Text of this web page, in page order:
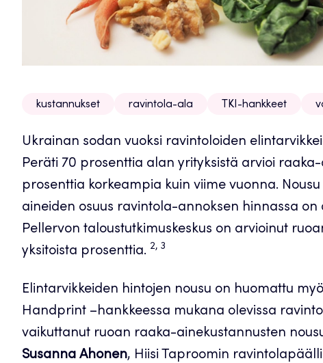
kustannukset ravintola-ala TKI-hankkeet
Ukrainan sodan vuoksi ravintoloiden
Peräti 70 prosenttia alan yrityksistä arvioi
prosenttia korkeampia kuin viime vuonna.
aineiden osuus ravintola-annoksen hinnassa on
Pellervon taloustutkimuskeskus on arvioinut
yksitoista prosenttia. 2, 3
Elintarvikkeiden hintojen nousu on huomattu
Handprint –hankkeessa mukana olevissa
vaikuttanut ruoan raaka-ainekustannusten
Susanna Ahonen, Hiisi Taproomin